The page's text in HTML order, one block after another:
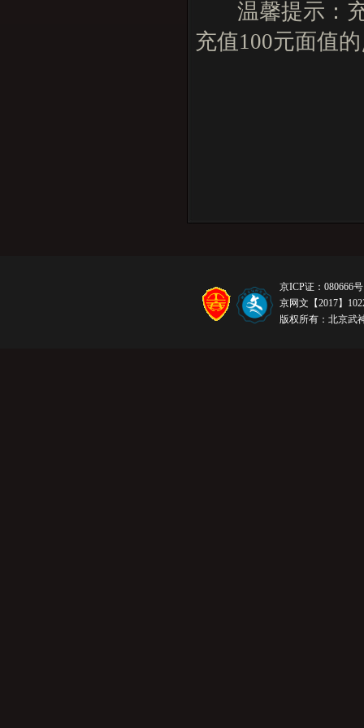
温馨提示：
充值100元面值
京ICP证：080666
京网文【2017】
版权所有：北京武